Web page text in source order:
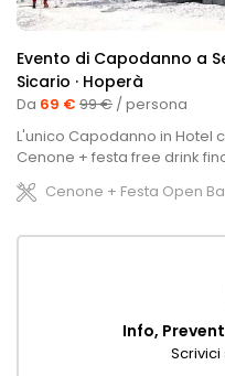
Evento di Capodanno a
Sicario · Hoperà
Da 69 € 99 € / persona
L'unico Capodanno in Hotel
Cenone + festa free drink
Cenone + Festa Open
Info,
Scrivici